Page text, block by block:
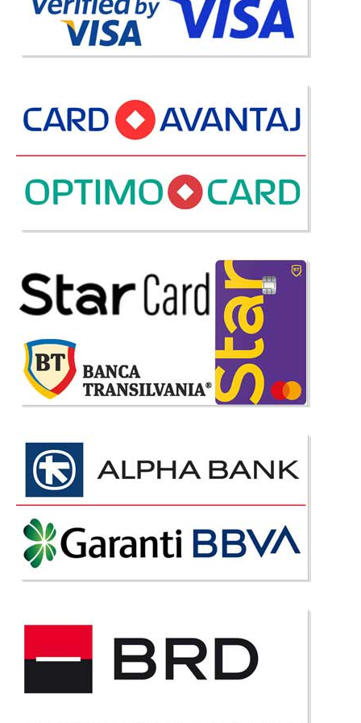
6.204 Lei
Stoc Epuizat - Indisponibil
Adauga la Favorite
Saltea Offset Form - Aloe Vera
Saltele Offset Form cu Aloe Vera - Fata Moale - Fata Tare Salteaua Offset
Form surprinde prin caracteristicile sale perfecte. In gama de saltele cu
Aloe Vera salteaua Offset Form s-a facut remarcata atat datorita calitatii,
proprietatilor avansate de sustinere a..
Compara
Pret Redus 1.340 Lei
Stoc Epuizat - Indisponibil
Adauga la Favorite
-27%
Saltea Ortopedica 160x200 cm |
Inaltime 35cm - ComfortRoll